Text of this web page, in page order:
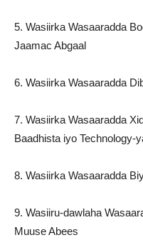
5. Wasiirka Wasaaradda
Jaamac Abgaal
6. Wasiirka Wasaaradda
7. Wasiirka Wasaaradda
Baadhista iyo Technology-
8. Wasiirka Wasaaradda
9. Wasiiru-dawlaha
Muuse Abees